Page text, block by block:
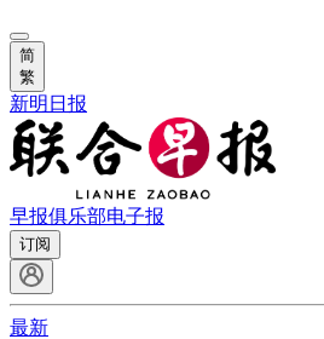
简
繁
新明日报
早报俱乐部电子报
订阅
最新